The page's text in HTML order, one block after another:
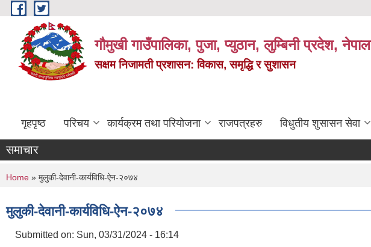
Skip to main content
गौमुखी गाउँपालिका, पुजा, प्युठान, लुम्बिनी प्रदेश, नेपाल
सक्षम निजामती प्रशासन: विकास, समृद्धि र सुशासन
गृहपृष्ठ परिचय कार्यक्रम तथा परियोजना राजपत्रहरु विधुतीय शुसासन सेवा
समाचार
You are here
Home » मुलुकी-देवानी-कार्यविधि-ऐन-२०७४
मुलुकी-देवानी-कार्यविधि-ऐन-२०७४
Submitted on: Sun, 03/31/2024 - 16:14